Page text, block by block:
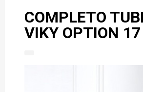
COMPLETO
VIKY OPTION 17